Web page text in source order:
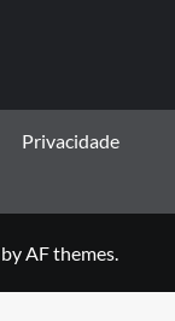
Privacidade
by AF themes.